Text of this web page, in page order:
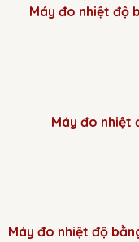
Máy đo nhiệt độ
Máy đo nhiệt
Máy đo nhiệt độ